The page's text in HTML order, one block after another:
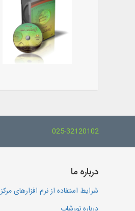
025-32120102
درباره ما
شرایط استفاده از نرم افزارهای مرکز